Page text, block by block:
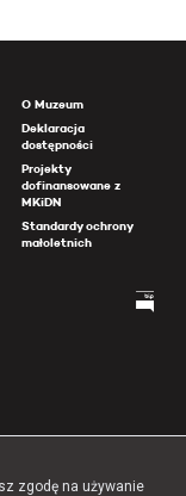
O Muzeum
Deklaracja
dostępności
Projekty
dofinansowane z
MKiDN
Standardy ochrony
małoletnich
zgodę na używanie